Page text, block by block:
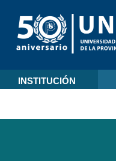
INSTITUCIÓN